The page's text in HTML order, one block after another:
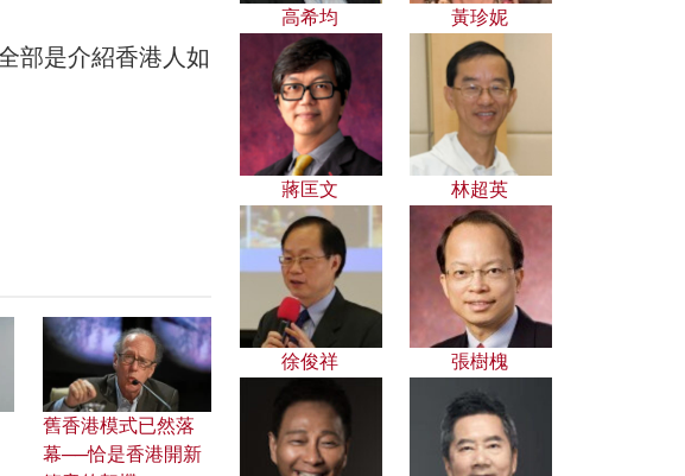
部是介紹香港人如
舊香港模式已然落
幕──恰是香港開新
高希均 黃珍妮
蔣匡文 林超英
徐俊祥 張樹槐